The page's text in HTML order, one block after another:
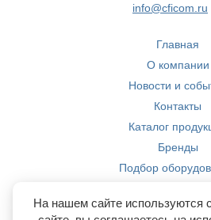
info@cficom.ru
Главная
О компании
Новости и
Контакты
Каталог
Бренды
Подбор
Компетенции
На нашем сайте используются